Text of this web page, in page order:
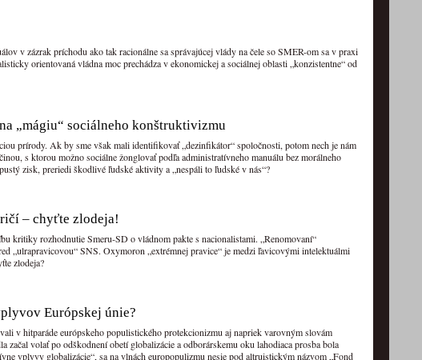
v zázrak príchodu ako tak racionálne sa správajúcej vlády na čele so SMER-om sa v praxi
orientovaná vládna moc prechádza v ekonomickej a sociálnej oblasti „konzistentne“ od
„mágiu“ sociálneho konštruktivizmu
prírody. Ak by sme však mali identifikovať „dezinfikátor“ spoločnosti, potom nech je nám
s ktorou možno sociálne žonglovať podľa administratívneho manuálu bez morálneho
zisk, preriedi škodlivé ľudské aktivity a „nespáli to ľudské v nás“?
– chyťte zlodeja!
kritiky rozhodnutie Smeru-SD o vládnom pakte s nacionalistami. „Renomovaní“
„ulrapravicovou“ SNS. Oxymoron „extrémnej pravice“ je medzi ľavicovými intelektuálmi
zlodeja?
Európskej únie?
v hitparáde európskeho populistického protekcionizmu aj napriek varovným slovám
začal volať po odškodnení obetí globalizácie a odborárskemu oku lahodiaca prosba bola
vplyvy globalizácie“, sa na vlnách europopulizmu nesie pod altruistickým názvom „Fond